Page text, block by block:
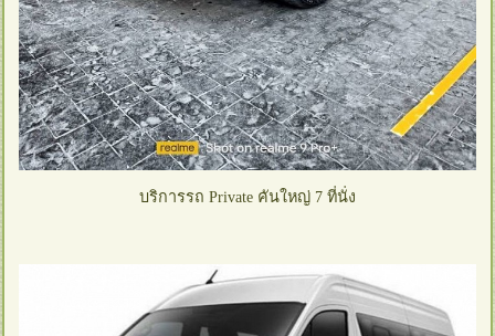
บริการรถ Private คันใหญ่ 7 ที่นั่ง